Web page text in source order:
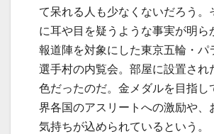
て呆れる人も少なくないだろう。
に耳や目を疑うような事実が明ら
報道陣を対象にした東京五輪・パ
選手村の内覧会。部屋に設置され
色だったのだ。金メダルを目指し
界各国のアスリートへの激励や、
気持ちが込められているという。